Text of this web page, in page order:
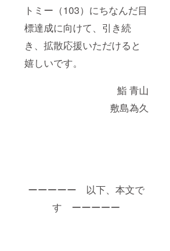
トミー（103）にちなんだ目
標達成に向けて、引き続
き、拡散応援いただけると
嬉しいです。
鮨 青山
敷島為久
ーーーーー 以下、本文で
す ーーーーー